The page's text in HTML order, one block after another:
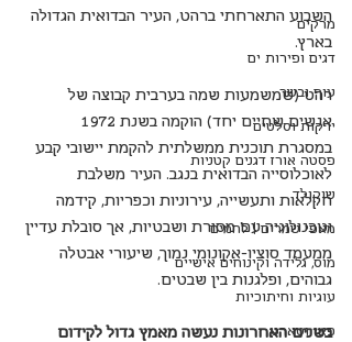
מרקים
דגים ופירות ים
עוף ובשר
ירקות וסלטים
פסטה אורז דגנים קטניות
שוקולד
מאפי שמרים | לחמים
מוס, גלידה וקינוחים אישיים
עוגיות וחיתוכיות
פאי וטארט
השבוע התארחתי ברהט, העיר הבדואית הגדולה
בארץ.
רהט (שמשמעות שמה בערבית קבוצה של
במסגרת תוכנית ממשלתית להקמת יישובי קבע
לאוכלוסייה הבדואית בנגב. העיר משלבת
חקלאות ותעשייה, עירוניות וכפריות, קידמה
וטכנולוגיה עם מסורת ושבטיות, אך סובלת עדיין
ממעמד סוציו-אקונומי נמוך, שיעורי אבטלה
גבוהים, ופלגנות בין שבטים.
בשנים האחרונות נעשה מאמץ גדול לקידום